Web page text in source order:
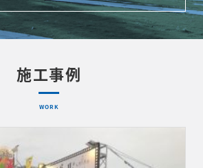
施工事例
WORK